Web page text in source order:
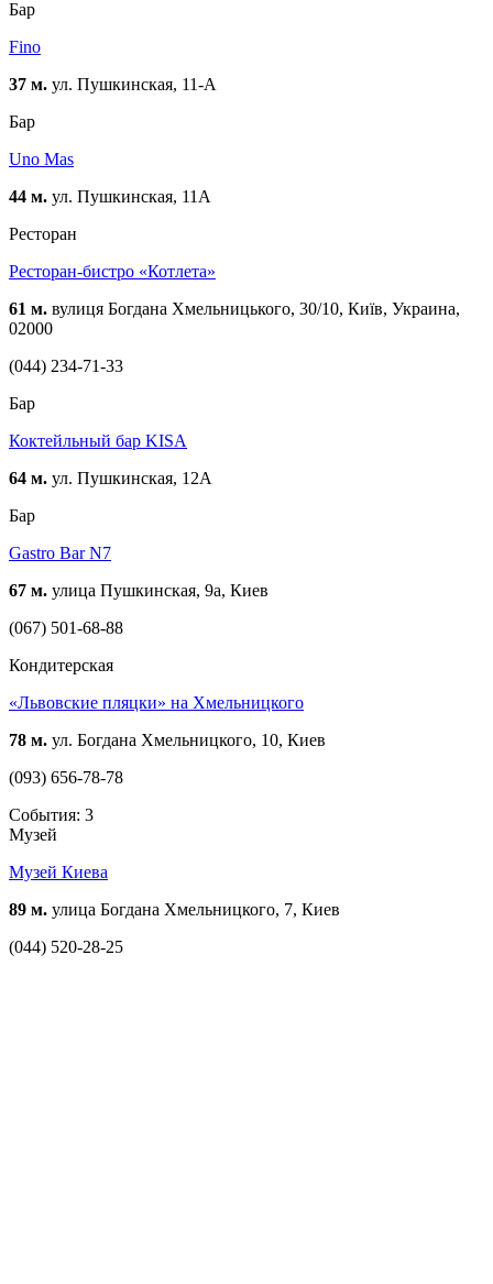
Бар
Fino
37 м. ул. Пушкинская, 11-А
Бар
Uno Mas
44 м. ул. Пушкинская, 11А
Ресторан
Ресторан-бистро «Котлета»
61 м. вулиця Богдана Хмельницького, 30/10, Київ, Украина,
02000
(044) 234-71-33
Бар
Коктейльный бар KISA
64 м. ул. Пушкинская, 12А
Бар
Gastro Bar N7
67 м. улица Пушкинская, 9а, Киев
(067) 501-68-88
Кондитерская
«Львовские пляцки» на Хмельницкого
78 м. ул. Богдана Хмельницкого, 10, Киев
(093) 656-78-78
События: 3
Музей
Музей Киева
89 м. улица Богдана Хмельницкого, 7, Киев
(044) 520-28-25